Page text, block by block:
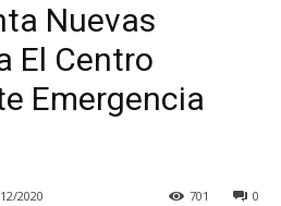
Nuevas
El Centro
Emergencia
2020 0
701